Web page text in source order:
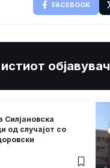
FACEBOOK
објавувач
Силјановска
од случајот со